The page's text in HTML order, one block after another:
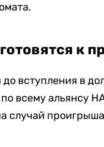
к
вступления в
всему альянсу
случай